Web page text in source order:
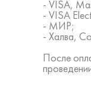
- VISA,
- VISA
- МИР;
- Халва,
После